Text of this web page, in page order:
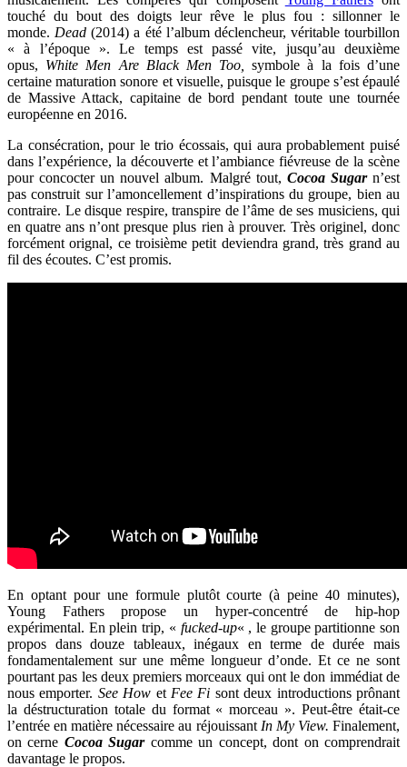
touché du bout des doigts leur rêve le plus fou : sillonner le
monde. Dead (2014) a été l’album déclencheur, véritable tourbillon
« à l’époque ». Le temps est passé vite, jusqu’au deuxième
opus, White Men Are Black Men Too,
symbole à la fois d’une
certaine maturation sonore et visuelle, puisque le groupe s’est épaulé
de Massive Attack, capitaine de bord pendant toute une tournée
européenne en 2016.
La consécration, pour le trio écossais, qui aura probablement puisé
dans l’expérience, la découverte et l’ambiance fiévreuse de la scène
pour concocter un nouvel album. Malgré tout, Cocoa Sugarn’est
pas construit sur l’amoncellement d’inspirations du groupe, bien au
contraire. Le disque respire, transpire de l’âme de ses musiciens, qui
en quatre ans n’ont presque plus rien à prouver. Très originel, donc
forcément orignal, ce troisième petit deviendra grand, très grand au
fil des écoutes. C’est promis.
En optant pour une formule plutôt courte (à peine 40 minutes),
Young Fathers propose un hyper-concentré de hip-hop
expérimental. En plein trip, « fucked-up« , le groupe partitionne son
propos dans douze tableaux, inégaux en terme de durée mais
fondamentalement sur une même longueur d’onde. Et ce ne sont
pourtant pas les deux premiers morceaux qui ont le don immédiat de
nous emporter. See How et Fee Fi sont deux introductions prônant
la déstructuration totale du format « morceau ». Peut-être était-ce
l’entrée en matière nécessaire au réjouissant In My View.Finalement,
on cerne Cocoa Sugarcomme un concept, dont on comprendrait
davantage le propos.